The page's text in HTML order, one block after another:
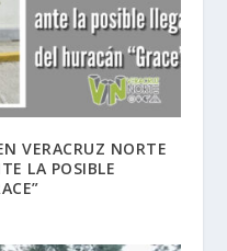
VERACRUZ NORTE
LA POSIBLE